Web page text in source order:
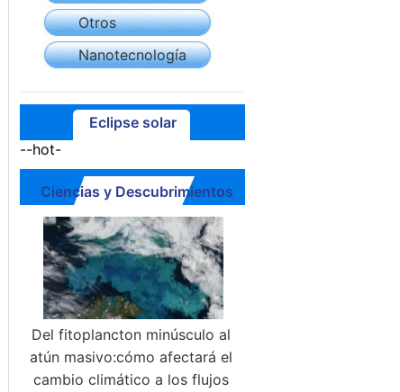
Otros
Nanotecnología
Eclipse solar
--hot-
Ciencias y Descubrimientos
Del fitoplancton minúsculo al
atún masivo:cómo afectará el
cambio climático a los flujos